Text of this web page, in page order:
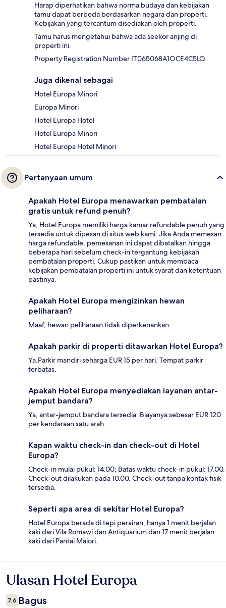
Harap diperhatikan bahwa norma budaya dan kebijakan
tamu dapat berbeda berdasarkan negara dan properti.
Kebijakan yang tercantum disediakan oleh properti.
Tamu harus mengetahui bahwa ada seekor anjing di
properti ini.
Property Registration Number IT065068A1OCE4C5LQ
Juga dikenal sebagai
Hotel Europa Minori
Europa Minori
Hotel Europa Hotel
Hotel Europa Minori
Hotel Europa Hotel Minori
Pertanyaan umum
Apakah Hotel Europa menawarkan pembatalan
gratis untuk refund penuh?
Ya, Hotel Europa memiliki harga kamar refundable penuh yang
tersedia untuk dipesan di situs web kami. Jika Anda memesan
harga refundable, pemesanan ini dapat dibatalkan hingga
beberapa hari sebelum check-in tergantung kebijakan
pembatalan properti. Cukup pastikan untuk membaca
kebijakan pembatalan properti ini untuk syarat dan ketentuan
pastinya.
Apakah Hotel Europa mengizinkan hewan
peliharaan?
Maaf, hewan peliharaan tidak diperkenankan.
Apakah parkir di properti ditawarkan Hotel Europa?
Ya.Parkir mandiri seharga EUR 15 per hari. Tempat parkir
terbatas.
Apakah Hotel Europa menyediakan layanan antar-
jemput bandara?
Ya, antar-jemput bandara tersedia. Biayanya sebesar EUR 120
per kendaraan satu arah.
Kapan waktu check-in dan check-out di Hotel
Europa?
Check-in mulai pukul: 14.00; Batas waktu check-in pukul: 17.00.
Check-out dilakukan pada 10.00. Check-out tanpa kontak fisik
tersedia.
Seperti apa area di sekitar Hotel Europa?
Hotel Europa berada di tepi perairan, hanya 1 menit berjalan
kaki dari Vila Romawi dan Antiquarium dan 17 menit berjalan
kaki dari Pantai Maiori.
Ulasan
Ulasan Hotel Europa
7,6 Bagus